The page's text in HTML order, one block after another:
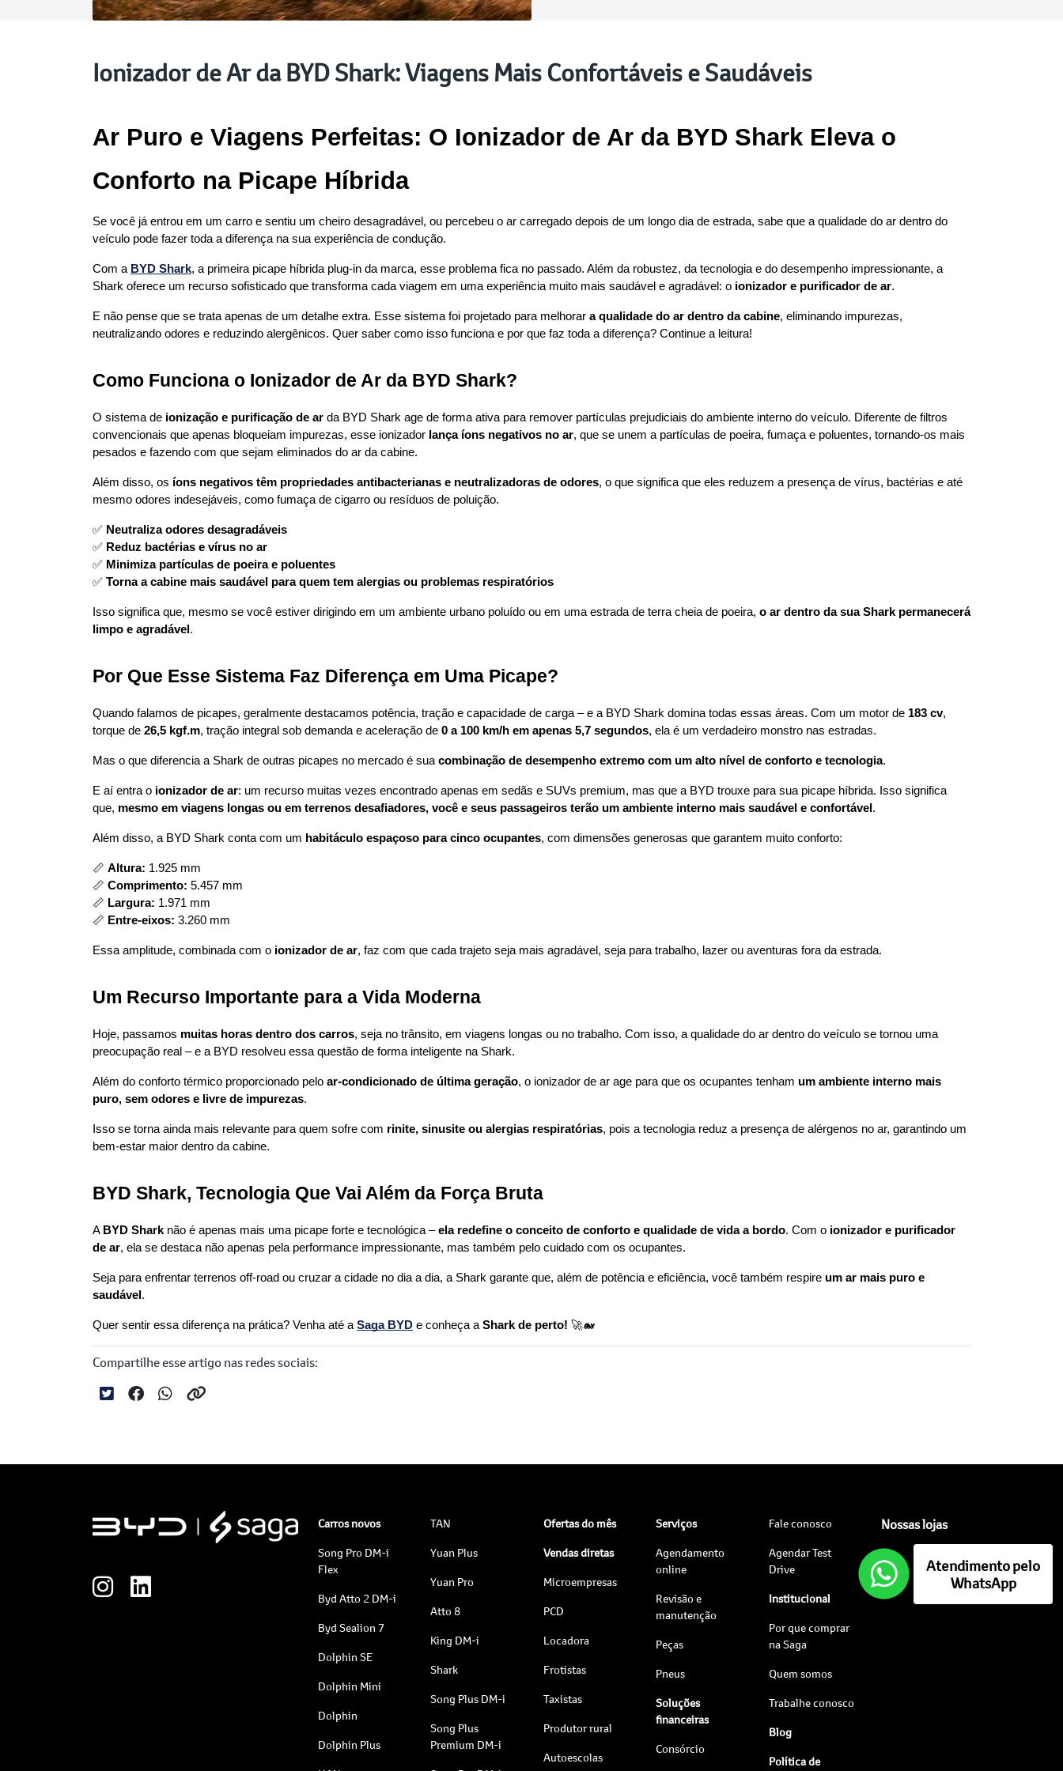
Ionizador de Ar da BYD Shark: Viagens Mais Confortáveis e Saudáveis
Ar Puro e Viagens Perfeitas: O Ionizador de Ar da BYD Shark Eleva o
Conforto na Picape Híbrida
Se você já entrou em um carro e sentiu um cheiro desagradável, ou percebeu o ar carregado depois de um longo dia de estrada, sabe que a qualidade do ar dentro do
veículo pode fazer toda a diferença na sua experiência de condução.
Com a BYD Shark, a primeira picape híbrida plug-in da marca, esse problema fica no passado. Além da robustez, da tecnologia e do desempenho impressionante, a
Shark oferece um recurso sofisticado que transforma cada viagem em uma experiência muito mais saudável e agradável: o ionizador e purificador de ar.
E não pense que se trata apenas de um detalhe extra. Esse sistema foi projetado para melhorar a qualidade do ar dentro da cabine, eliminando impurezas,
neutralizando odores e reduzindo alergênicos. Quer saber como isso funciona e por que faz toda a diferença? Continue a leitura!
Como Funciona o Ionizador de Ar da BYD Shark?
O sistema de ionização e purificação de ar da BYD Shark age de forma ativa para remover partículas prejudiciais do ambiente interno do veículo. Diferente de filtros
convencionais que apenas bloqueiam impurezas, esse ionizador lança íons negativos no ar, que se unem a partículas de poeira, fumaça e poluentes, tornando-os mais
pesados e fazendo com que sejam eliminados do ar da cabine.
Além disso, os íons negativos têm propriedades antibacterianas e neutralizadoras de odores, o que significa que eles reduzem a presença de vírus, bactérias e até
mesmo odores indesejáveis, como fumaça de cigarro ou resíduos de poluição.
✅ Neutraliza odores desagradáveis
✅ Reduz bactérias e vírus no ar
✅ Minimiza partículas de poeira e poluentes
✅ Torna a cabine mais saudável para quem tem alergias ou problemas respiratórios
Isso significa que, mesmo se você estiver dirigindo em um ambiente urbano poluído ou em uma estrada de terra cheia de poeira, o ar dentro da sua Shark permanecerá
limpo e agradável .
Por Que Esse Sistema Faz Diferença em Uma Picape?
Quando falamos de picapes, geralmente destacamos potência, tração e capacidade de carga – e a BYD Shark domina todas essas áreas. Com um motor de 183 cv,
torque de 26,5 kgf.m, tração integral sob demanda e aceleração de 0 a 100 km/h em apenas 5,7 segundos, ela é um verdadeiro monstro nas estradas.
Mas o que diferencia a Shark de outras picapes no mercado é sua combinação de desempenho extremo com um alto nível de conforto e tecnologia.
E aí entra o ionizador de ar: um recurso muitas vezes encontrado apenas em sedãs e SUVs premium, mas que a BYD trouxe para sua picape híbrida. Isso significa
que, mesmo em viagens longas ou em terrenos desafiadores, você e seus passageiros terão um ambiente interno mais saudável e confortável .
Além disso, a BYD Shark conta com um habitáculo espaçoso para cinco ocupantes, com dimensões generosas que garantem muito conforto:
📏 Altura: 1.925 mm
📏 Comprimento: 5.457 mm
📏 Largura: 1.971 mm
📏 Entre-eixos: 3.260 mm
Essa amplitude, combinada com o ionizador de ar, faz com que cada trajeto seja mais agradável, seja para trabalho, lazer ou aventuras fora da estrada.
Um Recurso Importante para a Vida Moderna
Hoje, passamos muitas horas dentro dos carros, seja no trânsito, em viagens longas ou no trabalho. Com isso, a qualidade do ar dentro do veículo se tornou uma
preocupação real – e a BYD resolveu essa questão de forma inteligente na Shark.
Além do conforto térmico proporcionado pelo ar-condicionado de última geração, o ionizador de ar age para que os ocupantes tenham um ambiente interno mais
puro, sem odores e livre de impurezas.
Isso se torna ainda mais relevante para quem sofre com rinite, sinusite ou alergias respiratórias, pois a tecnologia reduz a presença de alérgenos no ar, garantindo um
bem-estar maior dentro da cabine.
BYD Shark, Tecnologia Que Vai Além da Força Bruta
A BYD Shark não é apenas mais uma picape forte e tecnológica – ela redefine o conceito de conforto e qualidade de vida a bordo. Com o ionizador e purificador
de ar, ela se destaca não apenas pela performance impressionante, mas também pelo cuidado com os ocupantes.
Seja para enfrentar terrenos off-road ou cruzar a cidade no dia a dia, a Shark garante que, além de potência e eficiência, você também respire um ar mais puro e
saudável .
Quer sentir essa diferença na prática? Venha até a Saga BYD e conheça a Shark de perto! 🚀🐋
Compartilhe esse artigo nas redes sociais:
Carros novos
Song Pro DM-i
Flex
Byd Atto 2 DM-i
Byd Sealion 7
Dolphin SE
Dolphin Mini
Dolphin
Dolphin Plus
TAN
Yuan Plus
Yuan Pro
Atto 8
King DM-i
Shark
Song Plus DM-i
Song Plus
Premium DM-i
Ofertas do mês
Vendas diretas
Microempresas
PCD
Locadora
Frotistas
Taxistas
Produtor rural
Autoescolas
Serviços
Agendamento
online
Revisão e
manutenção
Peças
Pneus
Soluções
financeiras
Consórcio
Fale conosco
Agendar Test
Drive
Institucional
Por que comprar
na Saga
Quem somos
Trabalhe conosco
Blog
Política de
Nossas lojas
Atendimento pelo
WhatsApp